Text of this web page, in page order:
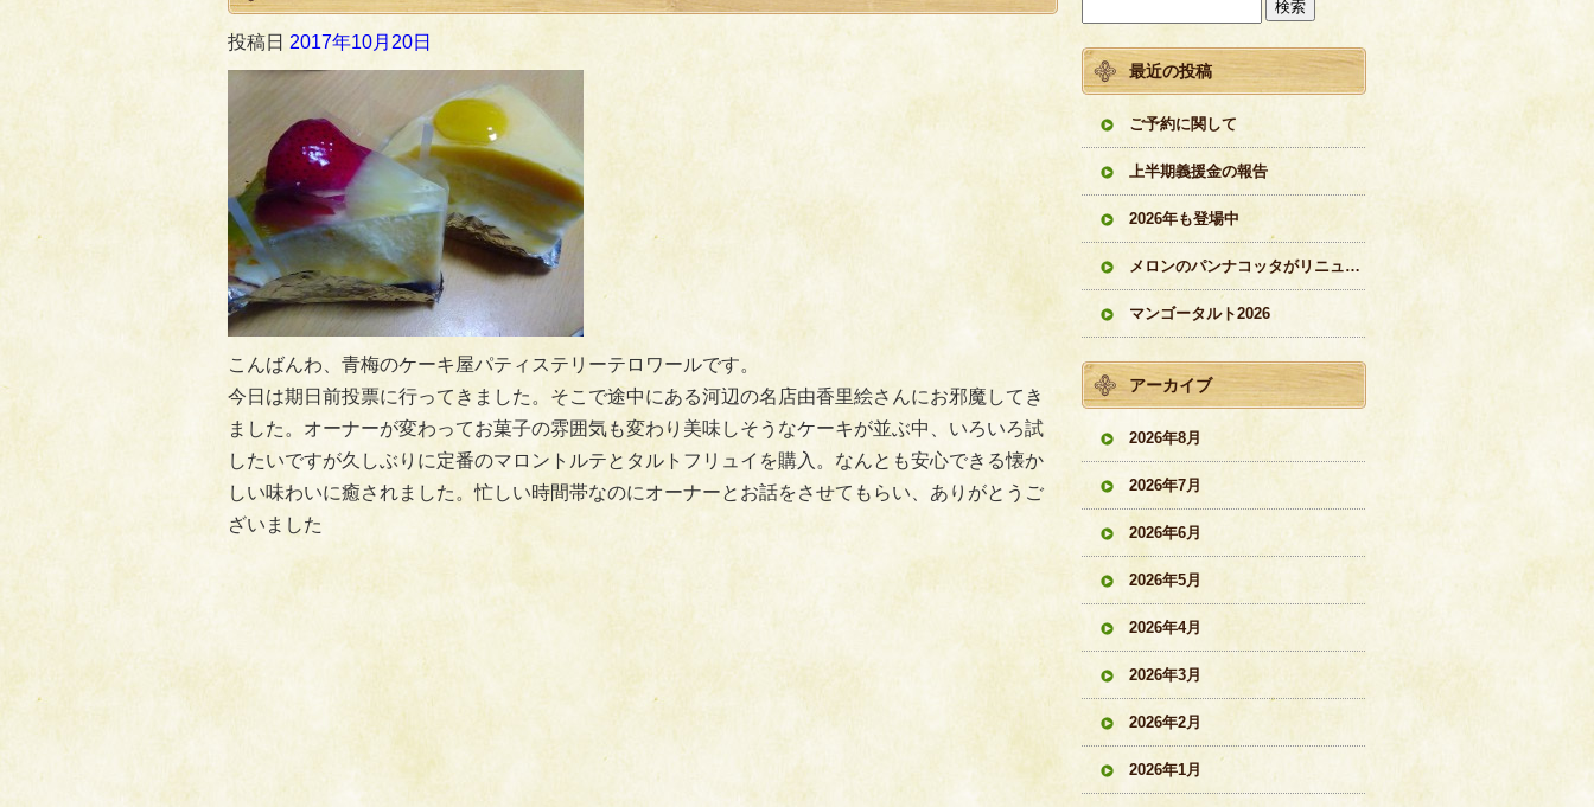
投稿日 2017年10月20日
こんばんわ、青梅のケーキ屋パティステリーテロワールです。
今日は期日前投票に行ってきました。そこで途中にある河辺の名店由香里絵さんにお邪魔してき
ました。オーナーが変わってお菓子の雰囲気も変わり美味しそうなケーキが並ぶ中、いろいろ試
したいですが久しぶりに定番のマロントルテとタルトフリュイを購入。なんとも安心できる懐か
しい味わいに癒されました。忙しい時間帯なのにオーナーとお話をさせてもらい、ありがとうご
ざいました
最近の投稿
ご予約に関して
上半期義援金の報告
2026年も登場中
メロンのパンナコッタがリニューアル
マンゴータルト2026
アーカイブ
2026年8月
2026年7月
2026年6月
2026年5月
2026年4月
2026年3月
2026年2月
2026年1月